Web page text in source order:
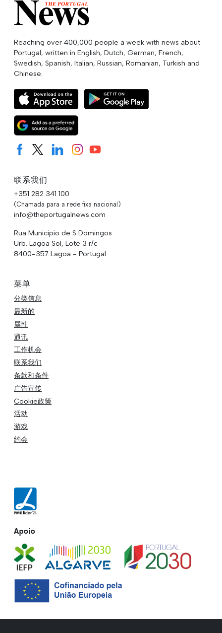
Reaching over 400,000 people a week with news about
Portugal, written in English, Dutch, German, French,
Swedish, Spanish, Italian, Russian, Romanian, Turkish and
Chinese.
联系我们
+351 282 341 100
(Chamada para a rede fixa nacional)
info@theportugalnews.com
Rua Municipio de S Domingos
Urb. Lagoa Sol, Lote 3 r/c
8400-357 Lagoa - Portugal
菜单
分类信息
最新的
属性
通讯
工作机会
联系我们
条款和条件
广告宣传
Cookie政策
活动
游戏
约会
Apoio